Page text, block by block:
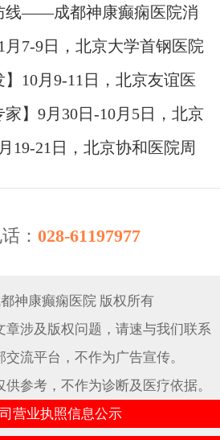
线——成都神康癫痫医院消
月7-9日，北京大学首钢医院
临成都会诊，破解癫痫疑难
】10月9-11日，北京友谊医
+治疗援助，破解癫痫难
家】9月30日-10月5日，北京
专家蓉城亲诊+癫痫大额救
19-21日，北京协和医院周
： 028-61197977
神康癫痫医院 版权所有
章涉及版权问题，请速与我们联系
流平台，不作为广告宣传。
参考，不作为诊断及医疗依据。
营业执照信息公示